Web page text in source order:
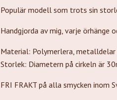
Populär modell som trots sin
Handgjorda av mig, varje örhänge
Material: Polymerlera,
Storlek: Diametern på cirkeln är
FRI FRAKT på alla smycken inom